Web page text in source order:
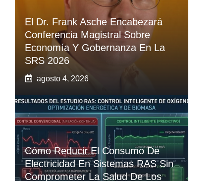
El Dr. Frank Asche Encabezará
Conferencia Magistral Sobre
Economía Y Gobernanza En La
SRS 2026
agosto 4, 2026
Cómo Reducir El Consumo De
Electricidad En Sistemas RAS Sin
Comprometer La Salud De Los